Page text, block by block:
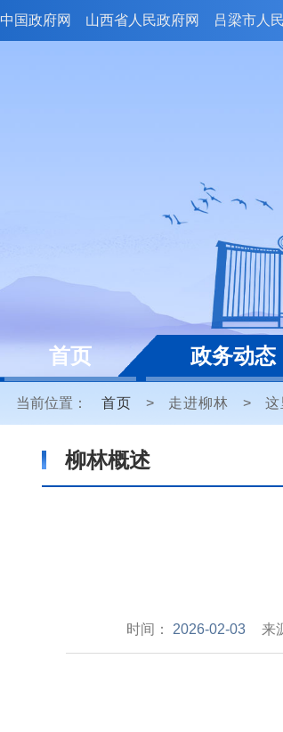
中国政府网 山西省人民政府网 吕梁市人
首页 政务动态
当前位置： 首页 > 走进柳林 > 这
柳林概述
时间： 2026-02-03 来